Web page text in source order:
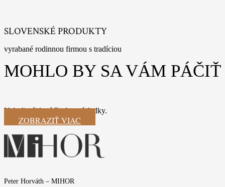
SLOVENSKÉ PRODUKTY
vyrabané rodinnou firmou s tradíciou
MOHLO BY SA VÁM PÁČIŤ
Neboli nájdené žiadne výsledky.
ZOBRAZIŤ VIAC
Peter Horváth – MIHOR